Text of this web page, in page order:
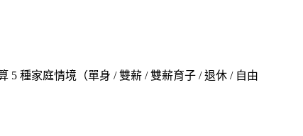
5 種家庭情境（單身 / 雙薪 / 雙薪育子 / 退休 / 自由